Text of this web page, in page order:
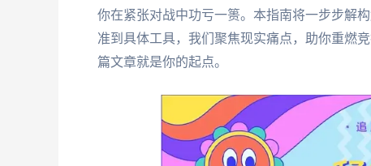
你在紧张对战中功亏一篑。本指南将一步步解
准到具体工具，我们聚焦现实痛点，助你重燃
篇文章就是你的起点。